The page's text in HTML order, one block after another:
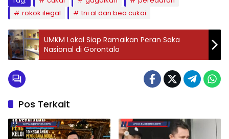
rokok ilegal
tni al dan bea cukai
UMKM Lokal Siap Ramaikan Peran Saka
Nasional di Gorontalo
Pos Terkait